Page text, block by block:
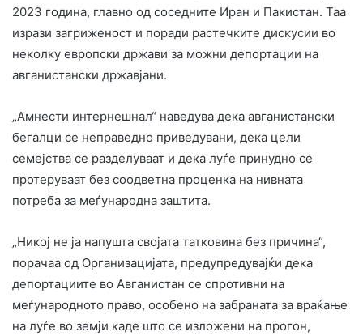
2023 година, главно од соседните Иран и Пакистан. Таа
изрази загриженост и поради растечките дискусии во
неколку европски држави за можни депортации на
авганистански државјани.
„Амнести интернешнал“ наведува дека авганистански
бегалци се неправедно приведувани, дека цели
семејства се разделуваат и дека луѓе принудно се
протеруваат без соодветна проценка на нивната
потреба за меѓународна заштита.
„Никој не ја напушта својата татковина без причина“,
порачаа од Организацијата, предупредувајќи дека
депортациите во Авганистан се спротивни на
меѓународното право, особено на забраната за враќање
на луѓе во земји каде што се изложени на прогон,